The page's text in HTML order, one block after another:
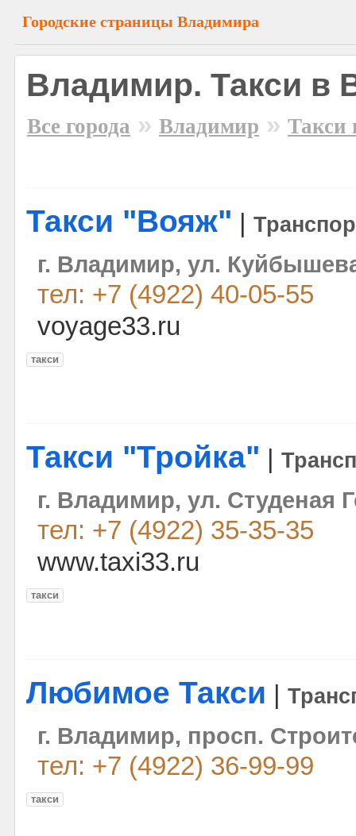
Городские страницы Владимира
Владимир. Такси в
Все города » Владимир » Такси
Такси "Вояж"
г. Владимир, ул.
тел: +7 (4922) 40-05-55
voyage33.ru
такси
Такси "Тройка"
г. Владимир, ул. Студеная
тел: +7 (4922) 35-35-35
www.taxi33.ru
такси
Любимое Такси
г. Владимир, просп.
тел: +7 (4922) 36-99-99
такси